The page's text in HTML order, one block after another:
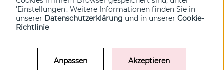
'Einstellungen'. Weitere Informationen finden Sie in
unserer Datenschutzerklärung und in unserer Cookie-
Richtlinie
Anpassen Akzeptieren